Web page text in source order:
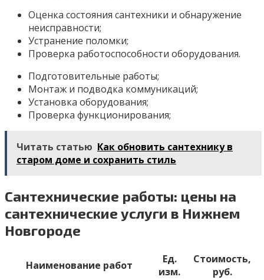
Оценка состояния сантехники и обнаружение
неисправности;
Устранение поломки;
Проверка работоспособности оборудования.
Подготовительные работы;
Монтаж и подводка коммуникаций;
Установка оборудования;
Проверка функционирования;
Читать статью Как обновить сантехнику в
старом доме и сохранить стиль
Сантехнические работы: цены на
сантехнические услуги в Нижнем
Новгороде
Наименование работ
Ед.
изм.
Стоимость,
руб.